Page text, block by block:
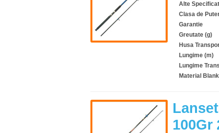
Alte
Clasa de
Garantie
Greutate (g)
Husa
Lungime (m)
Lungime
Material Blank
100Gr